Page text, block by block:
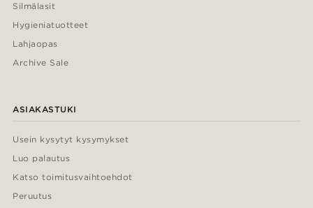
Silmälasit
Hygieniatuotteet
Lahjaopas
Archive Sale
ASIAKASTUKI
Usein kysytyt kysymykset
Luo palautus
Katso toimitusvaihtoehdot
Peruutus